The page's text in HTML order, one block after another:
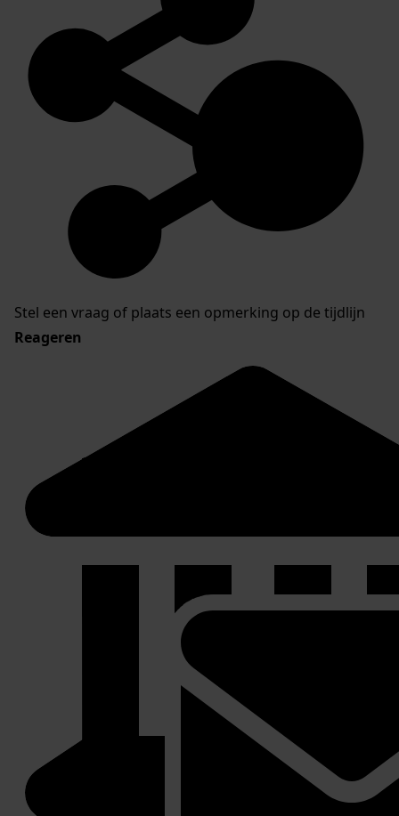
Stel een vraag of plaats een opmerking op de tijdlijn
Reageren